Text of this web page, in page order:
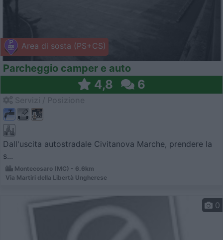
Area di sosta (PS+CS)
Parcheggio camper e auto
4,8 6
Dall'uscita autostradale Civitanova Marche, prendere la
s...
Montecosaro (MC) - 6.6km
Via Martiri della Libertà Ungherese
0